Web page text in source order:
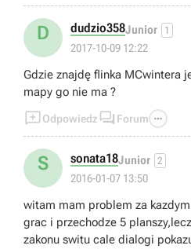
D dudzio358Junior 1
2017-10-09 12:22
Gdzie znajdę flinka MCwintera
mapy go nie ma ?
Odpowiedz  Forum 
S sonata18Junior 2
2016-01-07 13:50
witam mam problem za
grac i przechodze 5
zakonu switu cale dialogi